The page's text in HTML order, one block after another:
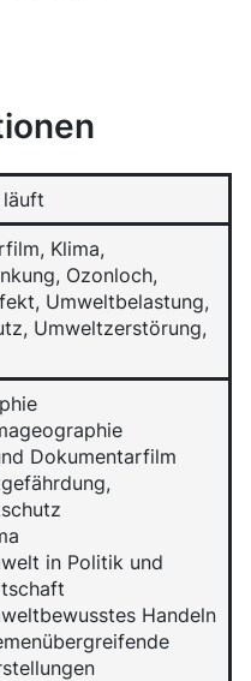
läuft
Klima,
Ozonloch,
Umweltbelastung,
Umweltzerstörung,
Dokumentarfilm
in Politik und
Handeln